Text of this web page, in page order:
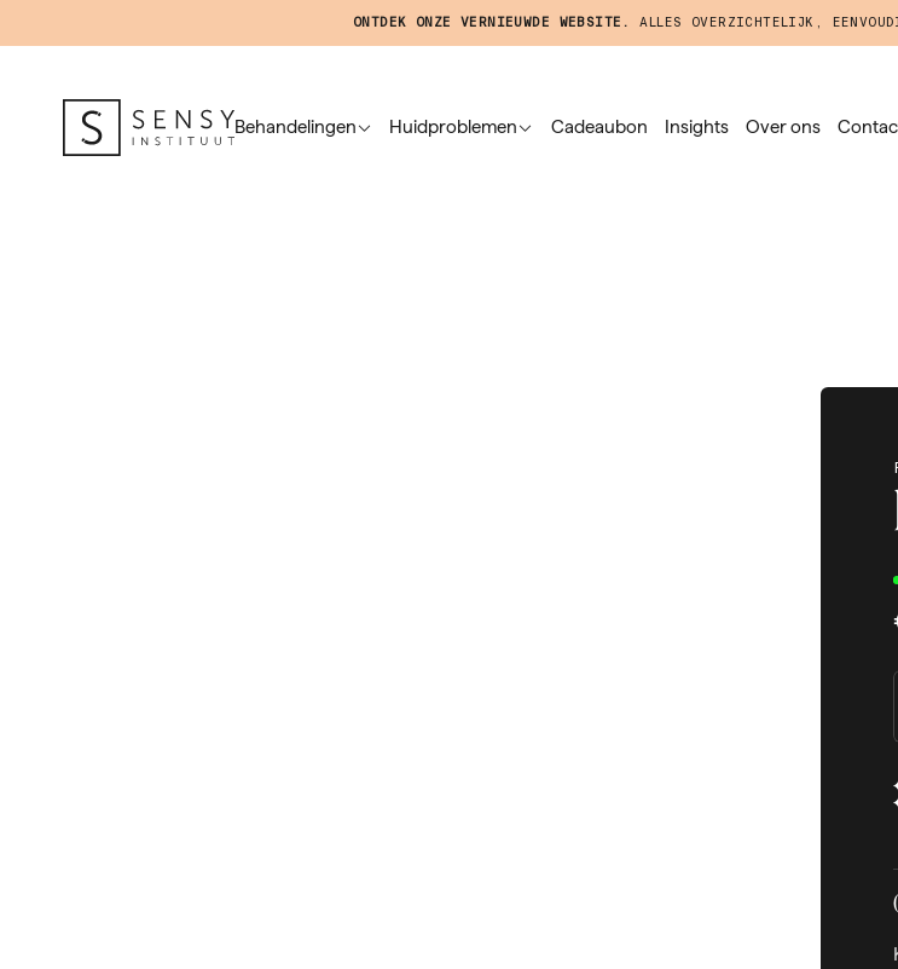
ONTDEK ONZE VERNIEUWDE WEBSITE. ALLES OVERZICHTELIJK,
Behandelingen Huidproblemen Cadeaubon Insights Over ons